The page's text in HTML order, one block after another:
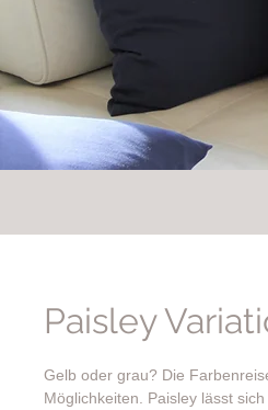
Paisley
Gelb oder grau? Die
Möglichkeiten. Paisley lässt